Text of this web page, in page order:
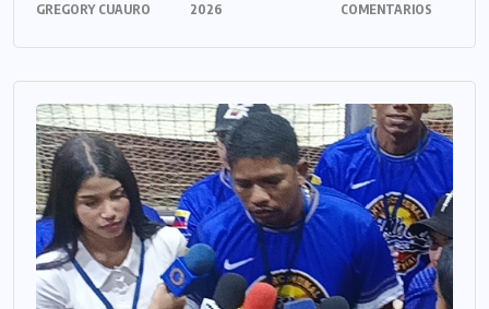
GREGORY CUAURO
2026
COMENTARIOS